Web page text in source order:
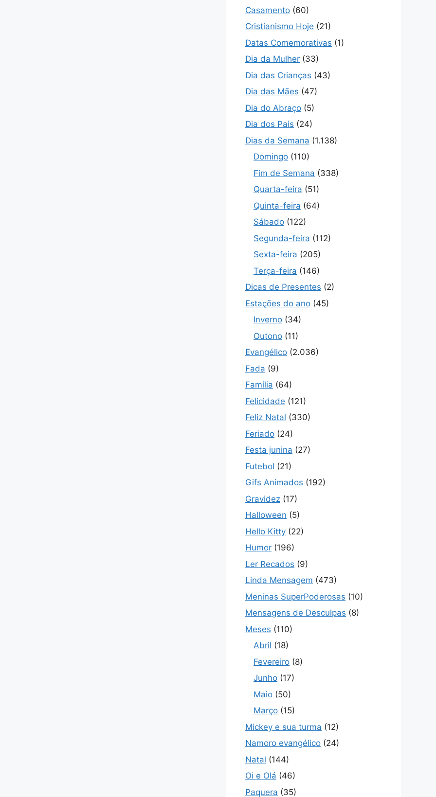
Casamento (60)
Cristianismo Hoje (21)
Datas Comemorativas (1)
Dia da Mulher (33)
Dia das Crianças (43)
Dia das Mães (47)
Dia do Abraço (5)
Dia dos Pais (24)
Dias da Semana (1.138)
Domingo (110)
Fim de Semana (338)
Quarta-feira (51)
Quinta-feira (64)
Sábado (122)
Segunda-feira (112)
Sexta-feira (205)
Terça-feira (146)
Dicas de Presentes (2)
Estações do ano (45)
Inverno (34)
Outono (11)
Evangélico (2.036)
Fada (9)
Família (64)
Felicidade (121)
Feliz Natal (330)
Feriado (24)
Festa junina (27)
Futebol (21)
Gifs Animados (192)
Gravidez (17)
Halloween (5)
Hello Kitty (22)
Humor (196)
Ler Recados (9)
Linda Mensagem (473)
Meninas SuperPoderosas (10)
Mensagens de Desculpas (8)
Meses (110)
Abril (18)
Fevereiro (8)
Junho (17)
Maio (50)
Março (15)
Mickey e sua turma (12)
Namoro evangélico (24)
Natal (144)
Oi e Olá (46)
Paquera (35)